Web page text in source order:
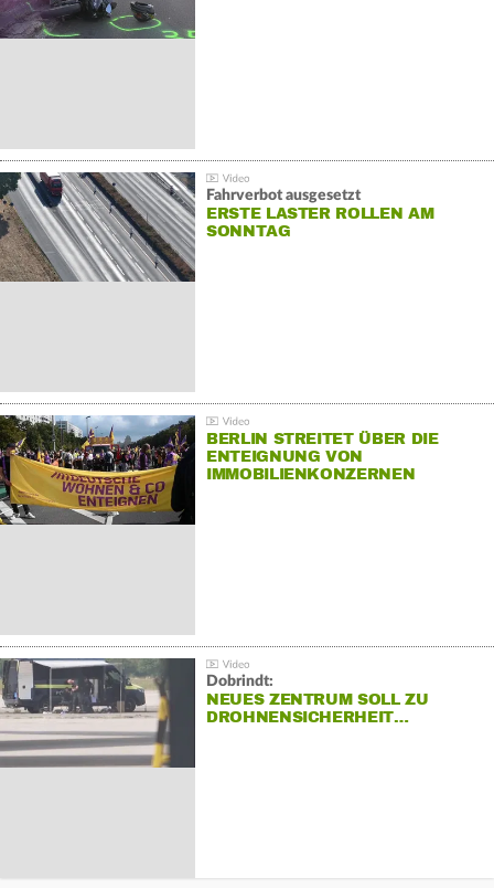
Fahrverbot ausgesetzt
ERSTE LASTER ROLLEN AM
SONNTAG
BERLIN STREITET ÜBER DIE
ENTEIGNUNG VON
IMMOBILIENKONZERNEN
Dobrindt:
NEUES ZENTRUM SOLL ZU
DROHNENSICHERHEIT…